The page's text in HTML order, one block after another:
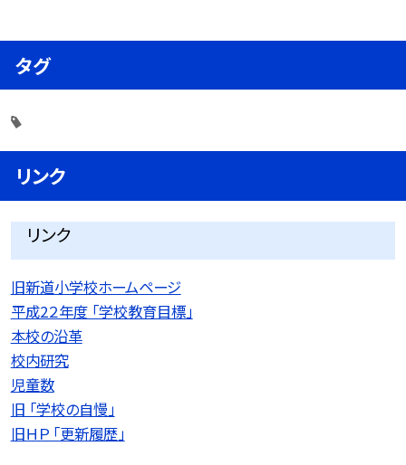
タグ
リンク
リンク
旧新道小学校ホームページ
平成2２年度 「学校教育目標」
本校の沿革
校内研究
児童数
旧 「学校の自慢」
旧ＨＰ 「更新履歴」